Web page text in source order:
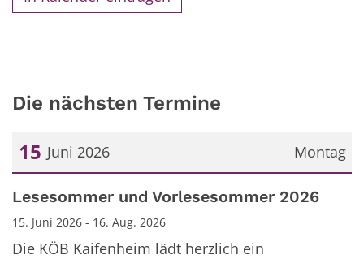
Die nächsten Termine
Montag
15 Juni 2026
Datum: 15. Juni 2026
Lesesommer und Vorlesesommer 2026
15. Juni 2026 - 16. Aug. 2026
Die KÖB Kaifenheim lädt herzlich ein